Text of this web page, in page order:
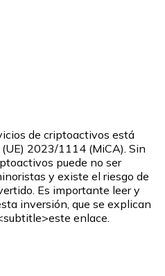
de criptoactivos está
2023/1114 (MiCA). Sin
puede no ser
y existe el riesgo de
Es importante leer y
inversión, que se explican
enlace.